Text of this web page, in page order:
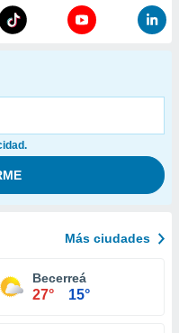
Más ciudades
Becerreá
27° 15°